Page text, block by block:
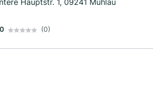
Hauptstr. 1, 09241 Mühlau
(0)